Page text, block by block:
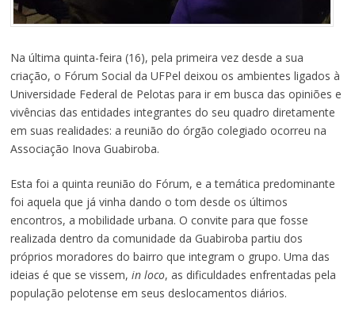
Na última quinta-feira (16), pela primeira vez desde a sua
criação, o Fórum Social da UFPel deixou os ambientes ligados à
Universidade Federal de Pelotas para ir em busca das opiniões e
vivências das entidades integrantes do seu quadro diretamente
em suas realidades: a reunião do órgão colegiado ocorreu na
Associação Inova Guabiroba.
Esta foi a quinta reunião do Fórum, e a temática predominante
foi aquela que já vinha dando o tom desde os últimos
encontros, a mobilidade urbana. O convite para que fosse
realizada dentro da comunidade da Guabiroba partiu dos
próprios moradores do bairro que integram o grupo. Uma das
ideias é que se vissem, in loco, as dificuldades enfrentadas pela
população pelotense em seus deslocamentos diários.